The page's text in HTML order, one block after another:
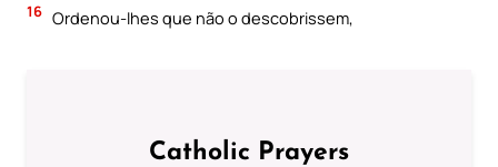
16 Ordenou-lhes que não o descobrissem,
Catholic Prayers